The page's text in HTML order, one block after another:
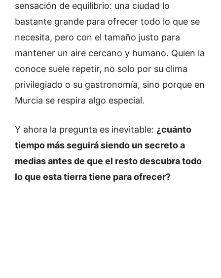
sensación de equilibrio: una ciudad lo
bastante grande para ofrecer todo lo que se
necesita, pero con el tamaño justo para
mantener un aire cercano y humano. Quien la
conoce suele repetir, no solo por su clima
privilegiado o su gastronomía, sino porque en
Murcia se respira algo especial.
Y ahora la pregunta es inevitable: ¿cuánto
tiempo más seguirá siendo un secreto a
medias antes de que el resto descubra todo
lo que esta tierra tiene para ofrecer?